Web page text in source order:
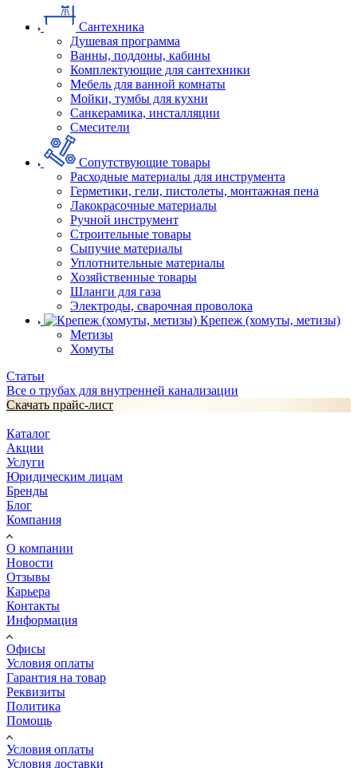
Сантехника
Душевая программа
Ванны, поддоны, кабины
Комплектующие для сантехники
Мебель для ванной комнаты
Мойки, тумбы для кухни
Санкерамика, инсталляции
Смесители
Сопутствующие товары
Расходные материалы для инструмента
Герметики, гели, пистолеты, монтажная пена
Лакокрасочные материалы
Ручной инструмент
Строительные товары
Сыпучие материалы
Уплотнительные материалы
Хозяйственные товары
Шланги для газа
Электроды, сварочная проволока
Крепеж (хомуты, метизы)
Метизы
Хомуты
Статьи
Все о трубах для внутренней канализации
Скачать прайс-лист
Каталог
Акции
Услуги
Юридическим лицам
Бренды
Блог
Компания
О компании
Новости
Отзывы
Карьера
Контакты
Информация
Офисы
Условия оплаты
Гарантия на товар
Реквизиты
Политика
Помощь
Условия оплаты
Условия доставки